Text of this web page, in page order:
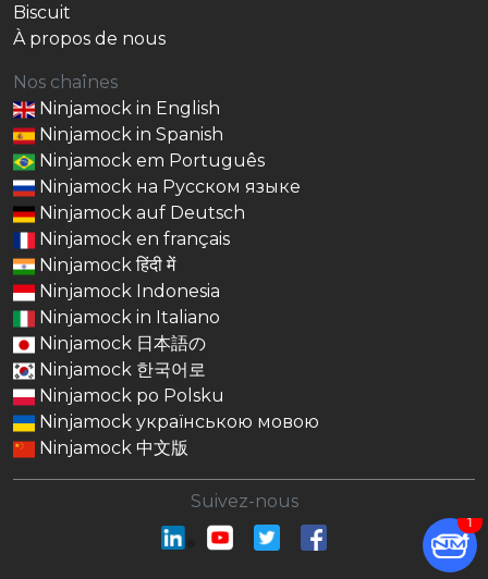
Biscuit
À propos de nous
Nos chaînes
Ninjamock in English
Ninjamock in Spanish
Ninjamock em Português
Ninjamock на Русском языке
Ninjamock auf Deutsch
Ninjamock en français
Ninjamock हिंदी में
Ninjamock Indonesia
Ninjamock in Italiano
Ninjamock 日本語の
Ninjamock 한국어로
Ninjamock po Polsku
Ninjamock українською мовою
Ninjamock 中文版
Suivez-nous